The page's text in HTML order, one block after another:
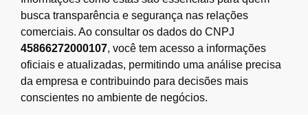
busca transparência e segurança nas relações
comerciais. Ao consultar os dados do CNPJ
45866272000107, você tem acesso a informações
oficiais e atualizadas, permitindo uma análise precisa
da empresa e contribuindo para decisões mais
conscientes no ambiente de negócios.